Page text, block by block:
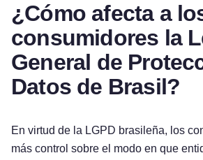
¿Cómo afecta a
consumidores la
General de
Datos de Brasil?
En virtud de la LGPD brasileña, los
más control sobre el modo en que